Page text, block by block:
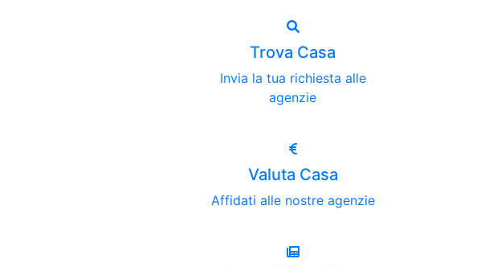
Trova Casa
Invia la tua richiesta alle
agenzie
Valuta Casa
Affidati alle nostre agenzie